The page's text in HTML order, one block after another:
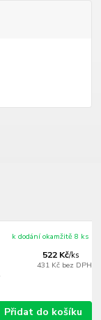
522 Kč/ks
431 Kč bez DPH
k dodání okamžitě 8 ks
Přidat do košíku